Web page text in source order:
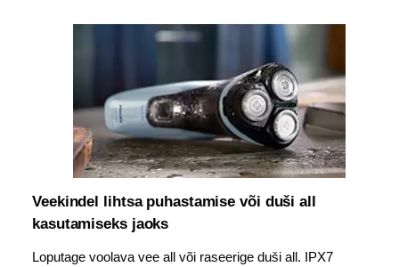
Veekindel lihtsa puhastamise või duši all
kasutamiseks jaoks
Loputage voolava vee all või raseerige duši all. IPX7